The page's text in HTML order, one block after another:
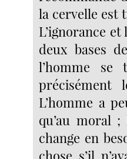
la cervelle est
L’ignorance
deux bases
l’homme
L’homme a
qu’au moral
change en